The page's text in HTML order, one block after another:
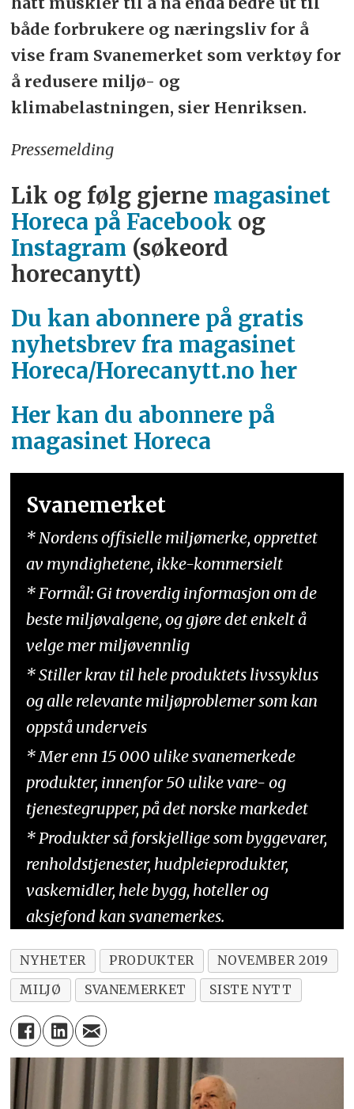
både forbrukere og næringsliv for å
vise fram Svanemerket som verktøy for
å redusere miljø- og
klimabelastningen, sier Henriksen.
Pressemelding
Lik og følg gjerne magasinet
Horeca på Facebook og
Instagram (søkeord
horecanytt)
Du kan abonnere på gratis
nyhetsbrev fra magasinet
Horeca/Horecanytt.no her
Her kan du abonnere på
magasinet Horeca
Svanemerket
* Nordens offisielle miljømerke, opprettet
av myndighetene, ikke-kommersielt
* Formål: Gi troverdig informasjon om de
beste miljøvalgene, og gjøre det enkelt å
velge mer miljøvennlig
* Stiller krav til hele produktets livssyklus
og alle relevante miljøproblemer som kan
oppstå underveis
* Mer enn 15 000 ulike svanemerkede
produkter, innenfor 50 ulike vare- og
tjenestegrupper, på det norske markedet
* Produkter så forskjellige som byggevarer,
renholdstjenester, hudpleieprodukter,
vaskemidler, hele bygg, hoteller og
aksjefond kan svanemerkes.
NYHETER PRODUKTER
NOVEMBER 2019
MILJØ
SVANEMERKET SISTE NYTT